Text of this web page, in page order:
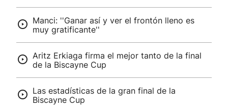
Manci: ''Ganar así y ver el frontón lleno es
muy gratificante''
Aritz Erkiaga firma el mejor tanto de la final
de la Biscayne Cup
Las estadísticas de la gran final de la
Biscayne Cup